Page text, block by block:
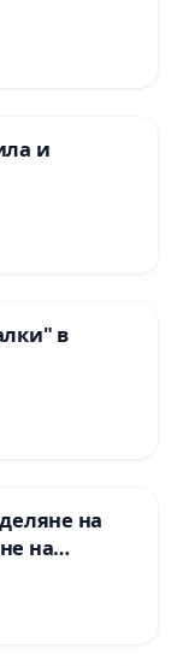
и
в
на
на
възел АМ
- к.к.